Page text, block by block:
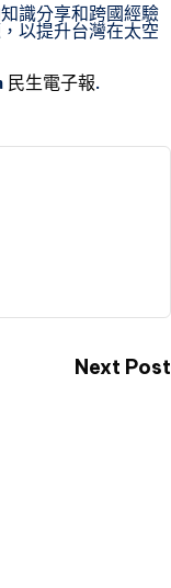
識分享和跨國經驗
以提升台灣在太空
民生電子報.
Next Post